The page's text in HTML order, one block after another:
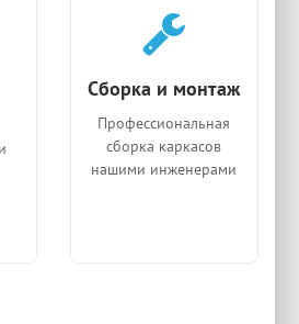
Сборка и монтаж
Профессиональная
сборка каркасов
нашими инженерами